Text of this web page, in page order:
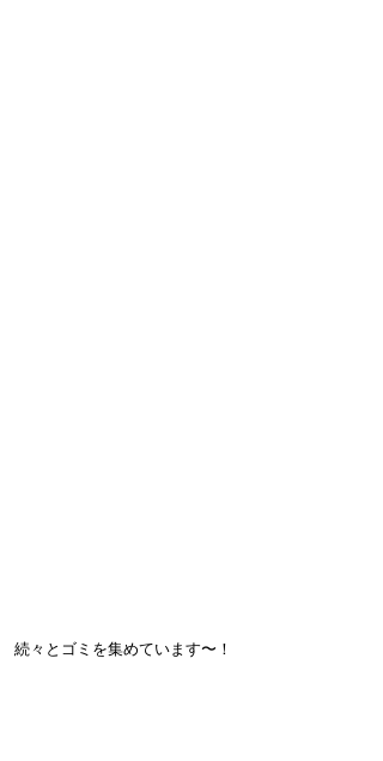
続々とゴミを集めています〜！